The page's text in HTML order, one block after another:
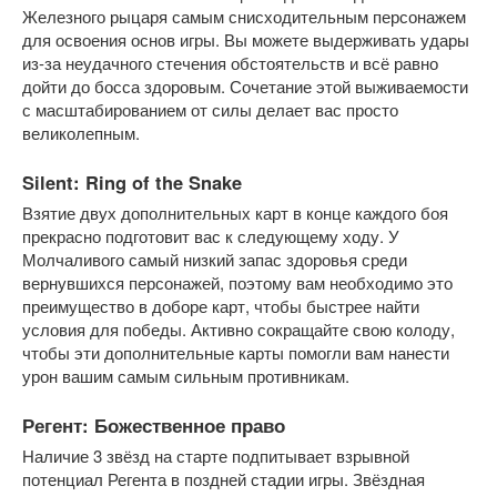
Железного рыцаря самым снисходительным персонажем
для освоения основ игры. Вы можете выдерживать удары
из-за неудачного стечения обстоятельств и всё равно
дойти до босса здоровым. Сочетание этой выживаемости
с масштабированием от силы делает вас просто
великолепным.
Silent: Ring of the Snake
Взятие двух дополнительных карт в конце каждого боя
прекрасно подготовит вас к следующему ходу. У
Молчаливого самый низкий запас здоровья среди
вернувшихся персонажей, поэтому вам необходимо это
преимущество в доборе карт, чтобы быстрее найти
условия для победы. Активно сокращайте свою колоду,
чтобы эти дополнительные карты помогли вам нанести
урон вашим самым сильным противникам.
Регент: Божественное право
Наличие 3 звёзд на старте подпитывает взрывной
потенциал Регента в поздней стадии игры. Звёздная